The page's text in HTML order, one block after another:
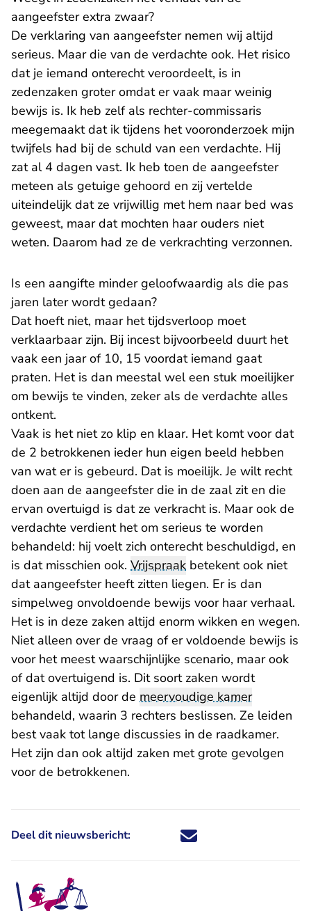
aangeefster extra zwaar?
De verklaring van aangeefster nemen wij altijd
serieus. Maar die van de verdachte ook. Het risico
dat je iemand onterecht veroordeelt, is in
zedenzaken groter omdat er vaak maar weinig
bewijs is. Ik heb zelf als rechter-commissaris
meegemaakt dat ik tijdens het vooronderzoek mijn
twijfels had bij de schuld van een verdachte. Hij
zat al 4 dagen vast. Ik heb toen de aangeefster
meteen als getuige gehoord en zij vertelde
uiteindelijk dat ze vrijwillig met hem naar bed was
geweest, maar dat mochten haar ouders niet
weten. Daarom had ze de verkrachting verzonnen.
Is een aangifte minder geloofwaardig als die pas
jaren later wordt gedaan?
Dat hoeft niet, maar het tijdsverloop moet
verklaarbaar zijn. Bij incest bijvoorbeeld duurt het
vaak een jaar of 10, 15 voordat iemand gaat
praten. Het is dan meestal wel een stuk moeilijker
om bewijs te vinden, zeker als de verdachte alles
ontkent.
Vaak is het niet zo klip en klaar. Het komt voor dat
de 2 betrokkenen ieder hun eigen beeld hebben
van wat er is gebeurd. Dat is moeilijk. Je wilt recht
doen aan de aangeefster die in de zaal zit en die
ervan overtuigd is dat ze verkracht is. Maar ook de
verdachte verdient het om serieus te worden
behandeld: hij voelt zich onterecht beschuldigd, en
is dat misschien ook. Vrijspraak betekent ook niet
dat aangeefster heeft zitten liegen. Er is dan
simpelweg onvoldoende bewijs voor haar verhaal.
Het is in deze zaken altijd enorm wikken en wegen.
Niet alleen over de vraag of er voldoende bewijs is
voor het meest waarschijnlijke scenario, maar ook
of dat overtuigend is. Dit soort zaken wordt
eigenlijk altijd door de meervoudige kamer
behandeld, waarin 3 rechters beslissen. Ze leiden
best vaak tot lange discussies in de raadkamer.
Het zijn dan ook altijd zaken met grote gevolgen
voor de betrokkenen.
Deel dit nieuwsbericht: Deel dit nieuwsbericht via X -
Deel dit nieuwsbericht via
Deel dit nieuwsbericht
Deel dit